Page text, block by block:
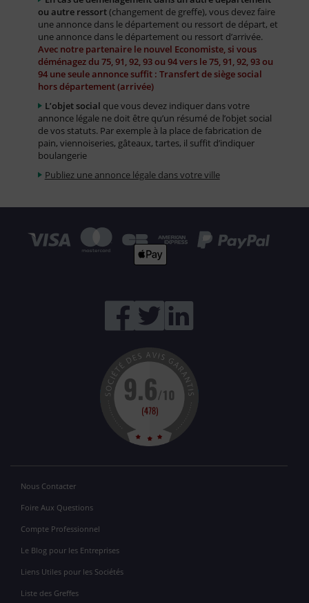
ou autre ressort(changement de greffe), vous devez faire
une annonce dans le département ou ressort de départ, et
une annonce dans le département ou ressort d’arrivée.
Avec notre partenaire le nouvel Economiste, si vous
déménagez du 75, 91, 92, 93 ou 94 vers le 75, 91, 92, 93 ou
94 une seule annonce suffit : Transfert de siège social
hors département (arrivée)
L’objet social que vous devez indiquer dans votre
annonce légale ne doit être qu’un résumé de l’objet social
de vos statuts. Par exemple à la place de fabrication de
pain, viennoiseries, gâteaux, tartes, il suffit d’indiquer
boulangerie
Publiez une annonce légale dans votre ville
Nous Contacter
Foire Aux Questions
Compte Professionnel
Le Blog pour les Entreprises
Liens Utiles pour les Sociétés
Liste des Greffes